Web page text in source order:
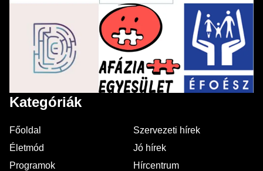
Kategóriák
Főoldal
Szervezeti hírek
Életmód
Jó hírek
Programok
Hírcentrum